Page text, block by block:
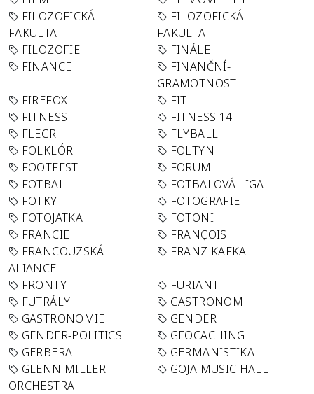
FILOZOFICKÁ
FAKULTA
FILOZOFICKÁ-
FAKULTA
FILOZOFIE
FINÁLE
FINANCE
FINANČNÍ-
GRAMOTNOST
FIREFOX
FIT
FITNESS
FITNESS 14
FLEGR
FLYBALL
FOLKLÓR
FOLTYN
FOOTFEST
FORUM
FOTBAL
FOTBALOVÁ LIGA
FOTKY
FOTOGRAFIE
FOTOJATKA
FOTONI
FRANCIE
FRANÇOIS
FRANCOUZSKÁ
ALIANCE
FRANZ KAFKA
FRONTY
FURIANT
FUTRÁLY
GASTRONOM
GASTRONOMIE
GENDER
GENDER-POLITICS
GEOCACHING
GERBERA
GERMANISTIKA
GLENN MILLER
ORCHESTRA
GOJA MUSIC HALL